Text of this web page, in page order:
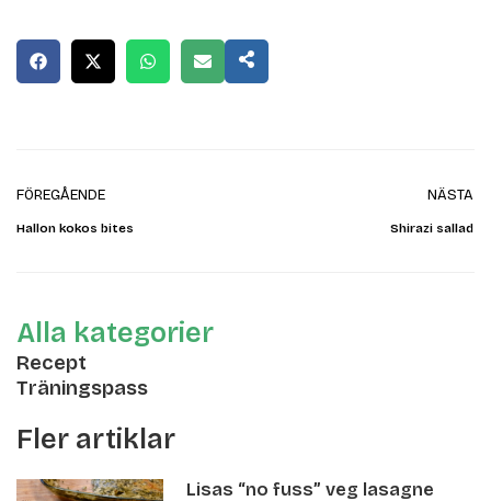
FÖREGÅENDE
Hallon kokos bites
NÄSTA
Shirazi sallad
Recept
Träningspass
Alla kategorier
Fler artiklar
Lisas “no fuss” veg lasagne